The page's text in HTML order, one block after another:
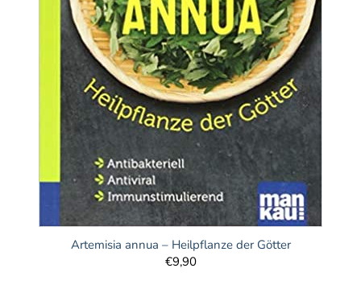
Artemisia annua – Heilpflanze der Götter
€9,90